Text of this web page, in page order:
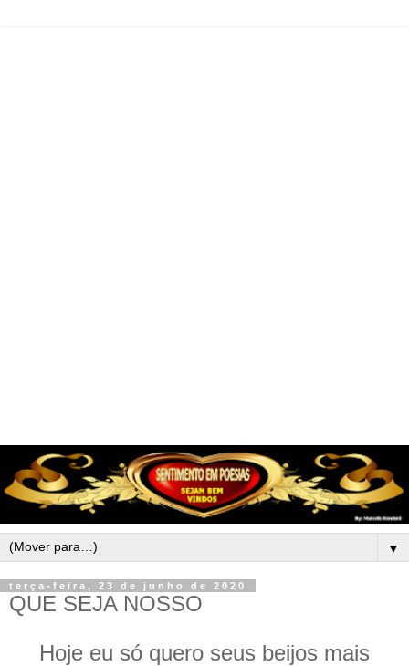
▼
terça-feira, 23 de junho de 2020
QUE SEJA NOSSO
Hoje eu só quero seus beijos mais